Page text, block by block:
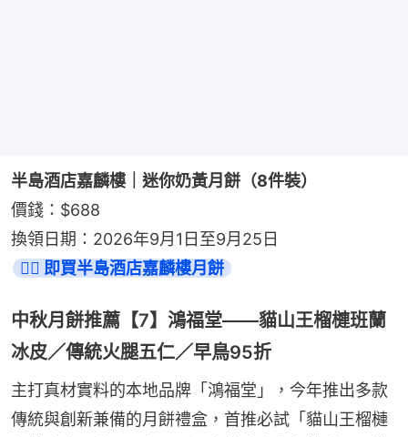
半島酒店嘉麟樓｜迷你奶黃月餅（8件裝）
價錢：$688
換領日期：2026年9月1日至9月25日
👉🏻 即買半島酒店嘉麟樓月餅
中秋月餅推薦【7】鴻福堂——貓山王榴槤班蘭
冰皮／傳統火腿五仁／早鳥95折
主打真材實料的本地品牌「鴻福堂」，今年推出多款
傳統與創新兼備的月餅禮盒，首推必試「貓山王榴槤